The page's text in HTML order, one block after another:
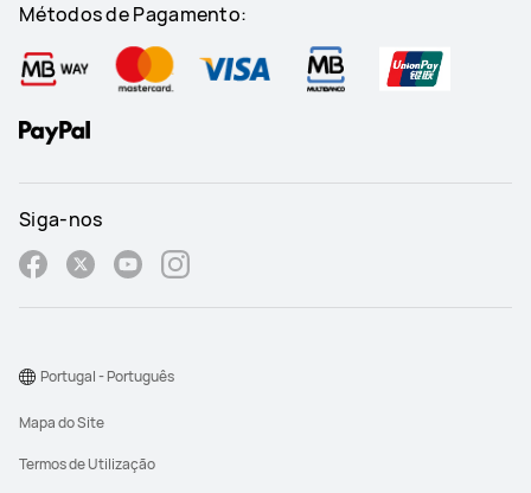
Métodos de Pagamento:
Siga-nos
Mapa do Site
Termos de Utilização
Portugal - Português